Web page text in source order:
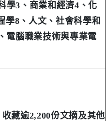
學3 、商業和經濟4 、化
學8 、人文、社會科學和
、電腦職業技術與專業電
收藏逾2,200份文摘及其他